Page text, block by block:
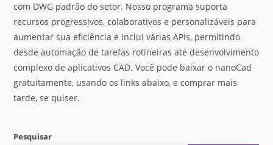
com DWG padrão do setor. Nosso programa suporta
recursos progressivos, colaborativos e personalizáveis para
aumentar sua eficiência e inclui várias APIs, permitindo
desde automação de tarefas rotineiras até desenvolvimento
complexo de aplicativos CAD. Você pode baixar o nanoCad
gratuitamente, usando os links abaixo, e comprar mais
tarde, se quiser.
Pesquisar